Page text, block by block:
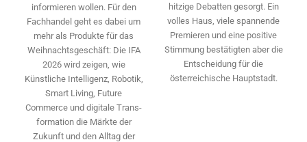
informieren wollen. Für den
Fachhandel geht es dabei um
mehr als Produkte für das
Weihnachtsgeschäft: Die IFA
2026 wird ­zeigen, wie
Künstliche Intelligenz, Robotik,
Smart Living, Future
Commerce und digitale Trans­
formation die Märkte der
Zukunft und den Alltag der
hitzige Debatten gesorgt. Ein
volles Haus, viele spannende
Premieren und eine positive
Stimmung bestätigten aber die
Entscheidung für die
österreichische Hauptstadt.